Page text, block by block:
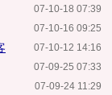
07-10-18 07:39
07-10-16 09:25
07-10-12 14:16
07-09-25 07:33
07-09-24 11:29